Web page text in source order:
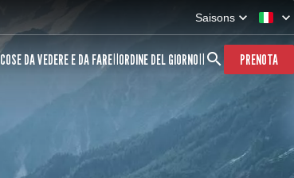
Saisons
COSE DA VEDERE E DA FARE ORDINE DEL GIORNO PRENOTA